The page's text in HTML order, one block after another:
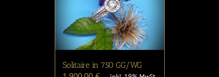
Solitaire in 750 GG/WG